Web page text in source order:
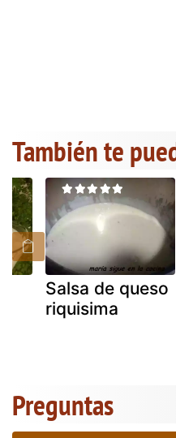
También te
Salsa de queso
riquisima
Preguntas